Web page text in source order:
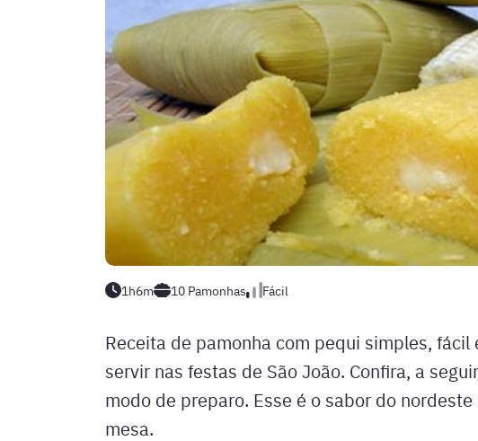
1h6m 10 Pamonhas Fácil
Receita de pamonha com pequi simples,
servir nas festas de São João. Confira, a
modo de preparo. Esse é o sabor do
mesa.